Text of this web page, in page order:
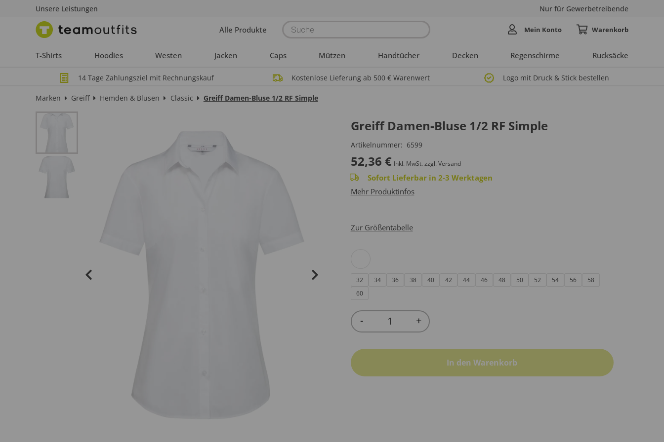
Unsere Leistungen Nur für Gewerbetreibende
Alle Produkte Products
search
T-Shirts Hoodies Westen Jacken Caps Mützen Handtücher Decken Regenschirme Rucksäcke
Mein Konto
14 Tage Zahlungsziel mit Rechnungskauf Kostenlose Lieferung ab 500 € Warenwert Logo mit Druck & Stick bestellen
Marken Greiff Hemden & Blusen Classic Greiff Damen-Bluse 1/2 RF Simple
Greiff Damen-Bluse 1/2 RF Simple
Artikelnummer: 6599
52,36 € Inkl. MwSt. zzgl. Versand
Sofort Lieferbar in 2-3 Werktagen
Mehr Produktinfos
Zur Größentabelle
32 34 36 38 40 42 44 46 48 50 52 54 56
58
60
Quantity
- +
In den Warenkorb